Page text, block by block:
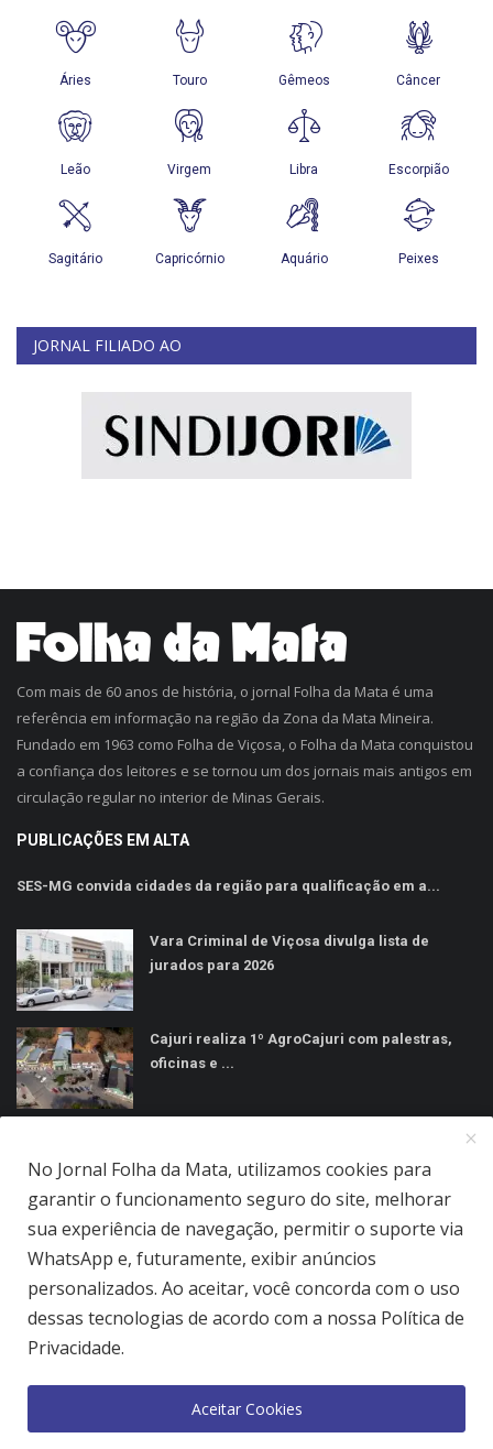
JORNAL FILIADO AO
Com mais de 60 anos de história, o jornal Folha da Mata é uma
referência em informação na região da Zona da Mata Mineira.
Fundado em 1963 como Folha de Viçosa, o Folha da Mata conquistou
a confiança dos leitores e se tornou um dos jornais mais antigos em
circulação regular no interior de Minas Gerais.
PUBLICAÇÕES EM ALTA
SES-MG convida cidades da região para qualificação em a...
Vara Criminal de Viçosa divulga lista de
jurados para 2026
Cajuri realiza 1º AgroCajuri com palestras,
oficinas e ...
Jornal Folha da Mata Ltda © 2026 - Todos direitos reservados.
Quem Somos
Política de Privacidade
No Jornal Folha da Mata, utilizamos cookies para
garantir o funcionamento seguro do site, melhorar
sua experiência de navegação, permitir o suporte via
WhatsApp e, futuramente, exibir anúncios
personalizados. Ao aceitar, você concorda com o uso
dessas tecnologias de acordo com a nossa Política de
Privacidade.
Aceitar Cookies